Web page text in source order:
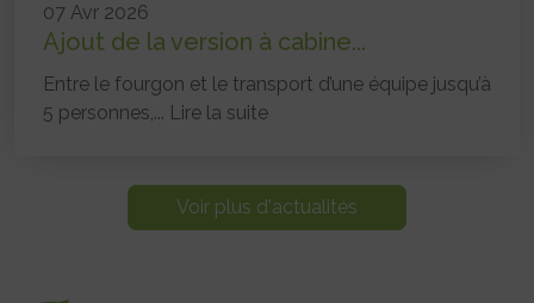
07 Avr 2026
Ajout de la version à cabine...
Entre le fourgon et le transport d’une équipe jusqu’à
5 personnes,... Lire la suite
Voir plus d'actualités